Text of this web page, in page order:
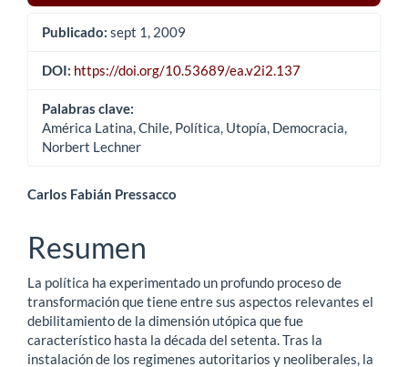
Publicado: sept 1, 2009
DOI: https://doi.org/10.53689/ea.v2i2.137
Palabras clave:
América Latina, Chile, Política, Utopía, Democracia,
Norbert Lechner
Contenido
principal
del
artículo
Carlos Fabián Pressacco
Resumen
La política ha experimentado un profundo proceso de
transformación que tiene entre sus aspectos relevantes el
debilitamiento de la dimensión utópica que fue
característico hasta la década del setenta. Tras la
instalación de los regimenes autoritarios y neoliberales, la